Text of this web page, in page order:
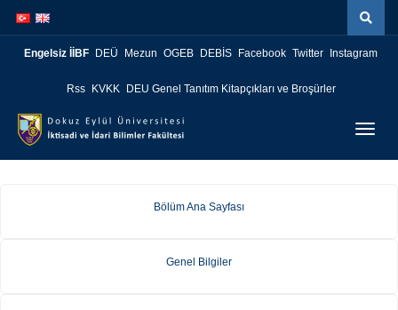
atla
atla
Engelsiz İİBF DEÜ Mezun OGEB DEBİS Facebook Twitter Instagram
Rss KVKK DEU Genel Tanıtım Kitapçıkları ve Broşürler
Bölüm Ana Sayfası
Genel Bilgiler